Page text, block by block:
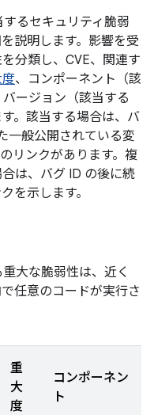
るセキュリティ脆弱
説明します。影響を受
分類し、CVE、関連す
、コンポーネント（該
ージョン（該当する
。該当する場合は、バ
一般公開されている変
リンクがあります。複
は、バグ ID の後に続
を示します。
大な脆弱性は、近く
任意のコードが実行さ
重
大
度
コンポーネン
ト